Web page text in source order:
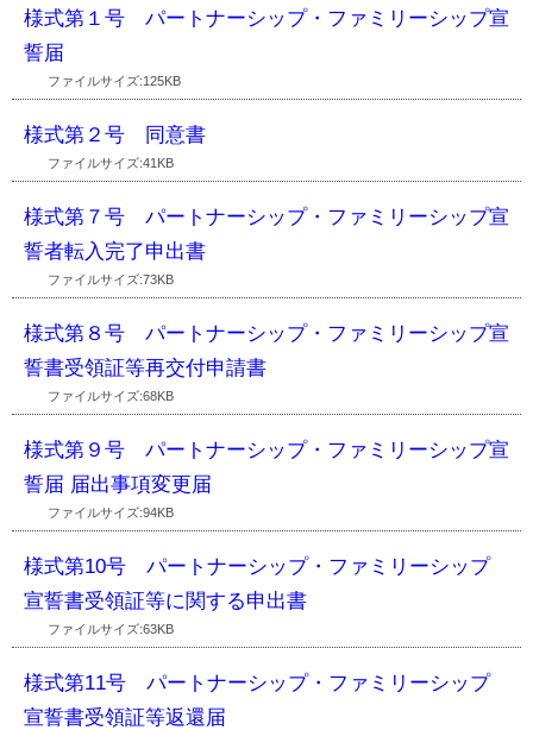
様式第１号 パートナーシップ・ファミリーシップ宣
誓届
ファイルサイズ:125KB
様式第２号 同意書
ファイルサイズ:41KB
様式第７号 パートナーシップ・ファミリーシップ宣
誓者転入完了申出書
ファイルサイズ:73KB
様式第８号 パートナーシップ・ファミリーシップ宣
誓書受領証等再交付申請書
ファイルサイズ:68KB
様式第９号 パートナーシップ・ファミリーシップ宣
誓届 届出事項変更届
ファイルサイズ:94KB
様式第10号 パートナーシップ・ファミリーシップ
宣誓書受領証等に関する申出書
ファイルサイズ:63KB
様式第11号 パートナーシップ・ファミリーシップ
宣誓書受領証等返還届